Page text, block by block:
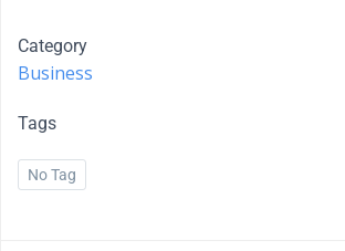
Category
Business
Tags
No Tag